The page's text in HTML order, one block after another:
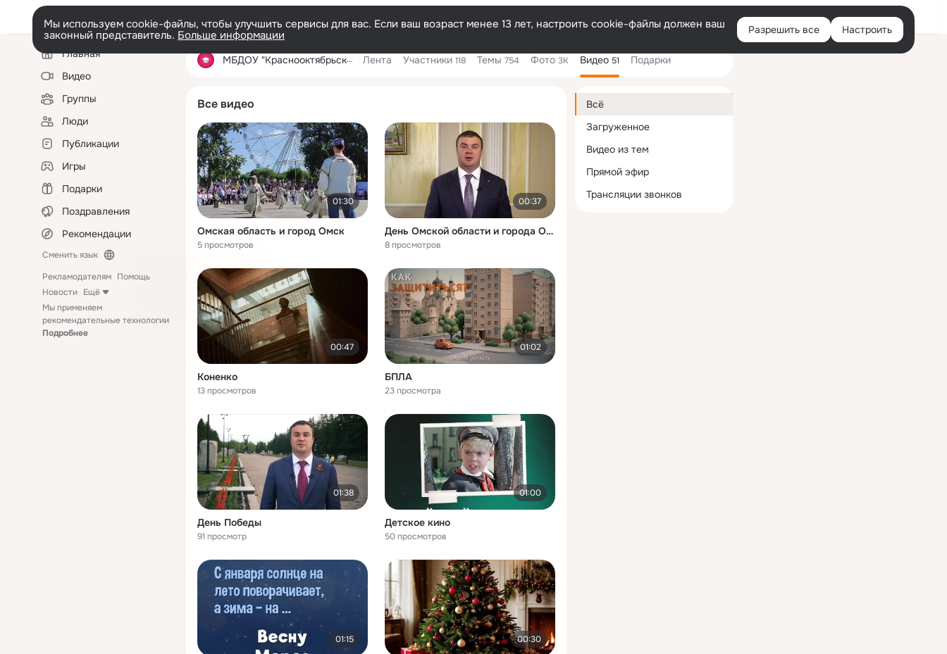
Войти
Мы используем cookie-файлы, чтобы улучшить сервисы для вас. Если ваш возраст менее 13 лет, настроить cookie-файлы должен ваш
законный представитель. Больше информации Разрешить все Настроить
Левая
колонкаГлавная
Видео
Группы
Люди
Публикации
Игры
Подарки
Поздравления
Рекомендации
Сменить язык
Рекламодателям Помощь
Новости Ещё
Мы применяем
рекомендательные технологии
Подробнее
МБДОУ "Краснооктябрьский детский сад" Лента Участники 118 Темы 754 Фото 3K Видео 51 Подарки
Все видео
01:30
Омская область и город Омск
5 просмотров
00:37
День Омской области и города Омска
8 просмотров
00:47
Коненко
13 просмотров
01:02
БПЛА
23 просмотра
01:38
День Победы
91 просмотр
01:00
Детское кино
50 просмотров
01:15 00:30
Дополнительная
колонка
Всё
Загруженное
Видео из тем
Прямой эфир
Трансляции звонков